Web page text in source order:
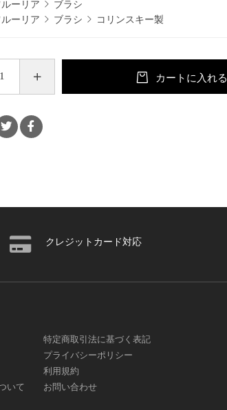
ルーリア
ブラシ
ルーリア
ブラシ コリンスキー製
カートに入れる
クレジットカード対応
いて
特定商取引法に基づく表記
プライバシーポリシー
利用規約
お問い合わせ